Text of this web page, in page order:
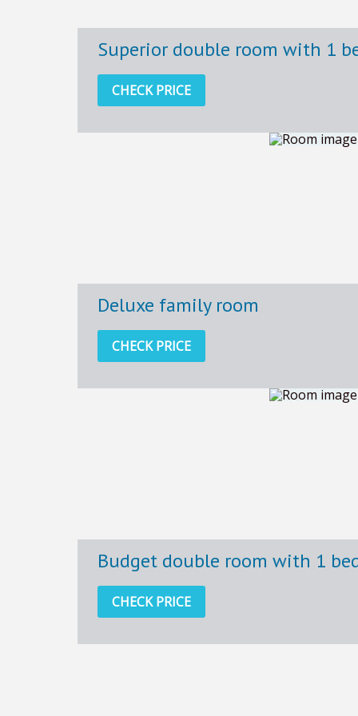
Superior double room with 1
CHECK PRICE
Deluxe family room
CHECK PRICE
Budget double room with 1
CHECK PRICE